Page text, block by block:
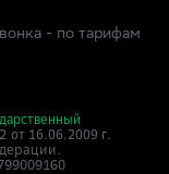
- по тарифам
от 16.06.2009 г.